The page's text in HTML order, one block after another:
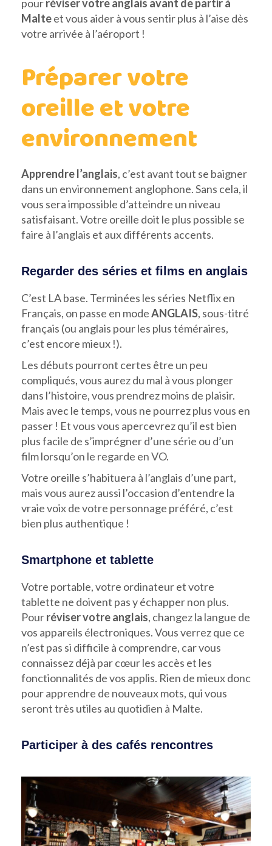
pourréviser votre anglais avant de partir à
Malteet vous aider à vous sentir plus à l’aise dès
votre arrivée à l’aéroport !
Préparer votre
oreille et votre
environnement
Apprendre l’anglais, c’est avant tout se baigner
dans un environnement anglophone. Sans cela, il
vous sera impossible d’atteindre un niveau
satisfaisant. Votre oreille doit le plus possible se
faire à l’anglais et aux différents accents.
Regarder des séries et films en anglais
C’est LA base. Terminées les séries Netflix en
Français, on passe en modeANGLAIS, sous-titré
français (ou anglais pour les plus téméraires,
c’est encore mieux !).
Les débuts pourront certes être un peu
compliqués, vous aurez du mal à vous plonger
dans l’histoire, vous prendrez moins de plaisir.
Mais avec le temps, vous ne pourrez plus vous en
passer ! Et vous vous apercevrez qu’il est bien
plus facile de s’imprégner d’une série ou d’un
film lorsqu’on le regarde en VO.
Votre oreille s’habituera à l’anglais d’une part,
mais vous aurez aussi l’occasion d’entendre la
vraie voix de votre personnage préféré, c’est
bien plus authentique !
Smartphone et tablette
Votre portable, votre ordinateur et votre
tablette ne doivent pas y échapper non plus.
Pourréviser votre anglais, changez la langue de
vos appareils électroniques. Vous verrez que ce
n’est pas si difficile à comprendre, car vous
connaissez déjà par cœur les accès et les
fonctionnalités de vos applis. Rien de mieux donc
pour apprendre de nouveaux mots, qui vous
seront très utiles au quotidien à Malte.
Participer à des cafés rencontres